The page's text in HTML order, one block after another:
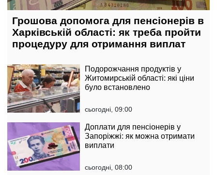
Грошова допомога для пенсіонерів в
Харківській області: як треба пройти
процедуру для отримання виплат
Подорожчання продуктів у
Житомирській області: які ціни
було встановлено
сьогодні, 09:00
Доплати для пенсіонерів у
Запоріжжі: як можна отримати
виплати
сьогодні, 08:00